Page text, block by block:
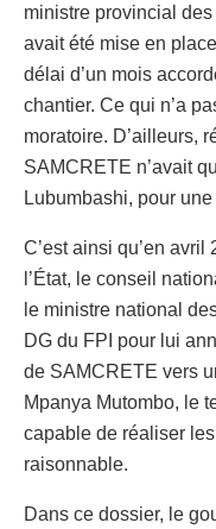
ministre provincial
avait été mise en
délai d’un mois
chantier. Ce qui n’a
moratoire. D’ailleurs,
SAMCRETE n’avait
Lubumbashi, pour
C’est ainsi qu’en
l’État, le conseil
le ministre national
DG du FPI pour lui
de SAMCRETE vers
Mpanya Mutombo, le
capable de réaliser
raisonnable.
Dans ce dossier, le